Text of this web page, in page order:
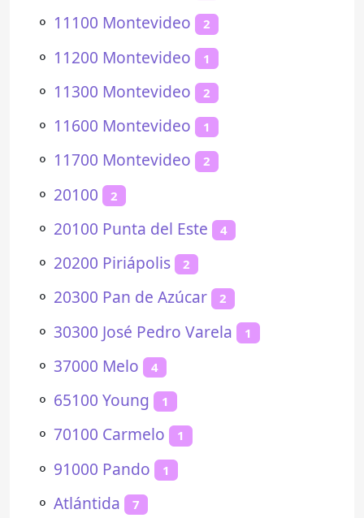
⚬ 11100 Montevideo 2
⚬ 11200 Montevideo 1
⚬ 11300 Montevideo 2
⚬ 11600 Montevideo 1
⚬ 11700 Montevideo 2
⚬ 20100 2
⚬ 20100 Punta del Este 4
⚬ 20200 Piriápolis 2
⚬ 20300 Pan de Azúcar 2
⚬ 30300 José Pedro Varela 1
⚬ 37000 Melo 4
⚬ 65100 Young 1
⚬ 70100 Carmelo 1
⚬ 91000 Pando 1
⚬ Atlántida 7